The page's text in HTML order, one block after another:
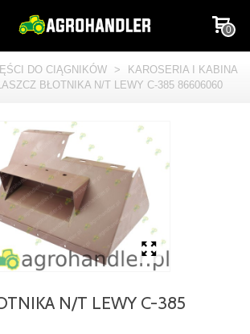
0
DO CIĄGNIKÓW >
KAROSERIA I KABINA
BŁOTNIKA N/T LEWY C-385 86606060
N/T LEWY C-385